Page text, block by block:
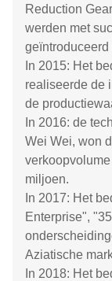
Reduction
werden met
geïntroduceerd
In 2015: Het
realiseerde de
de
In 2016: de
Wei Wei, won
miljoen.
In 2017: Het
Enterprise",
Aziatische
In 2018: Het